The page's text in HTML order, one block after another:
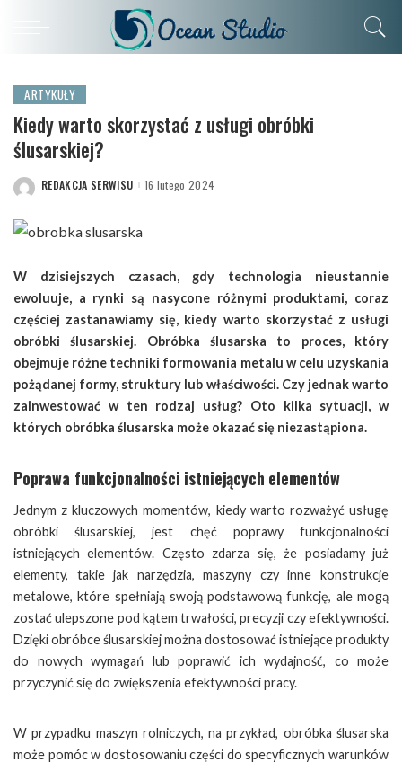
ARTYKUŁY
Kiedy warto skorzystać z usługi obróbki
ślusarskiej?
POSTED
REDAKCJA SERWISU 16 lutego 2024
W dzisiejszych czasach, gdy technologia nieustannie
ewoluuje, a rynki są nasycone różnymi produktami, coraz
częściej zastanawiamy się, kiedy warto skorzystać z usługi
obróbki ślusarskiej. Obróbka ślusarska to proces, który
obejmuje różne techniki formowania metalu w celu uzyskania
pożądanej formy, struktury lub właściwości. Czy jednak warto
zainwestować w ten rodzaj usług? Oto kilka sytuacji, w
których obróbka ślusarska może okazać się niezastąpiona.
Poprawa funkcjonalności istniejących elementów
Jednym z kluczowych momentów, kiedy warto rozważyć usługę
obróbki ślusarskiej, jest chęć poprawy funkcjonalności
istniejących elementów. Często zdarza się, że posiadamy już
elementy, takie jak narzędzia, maszyny czy inne konstrukcje
metalowe, które spełniają swoją podstawową funkcję, ale mogą
zostać ulepszone pod kątem trwałości, precyzji czy efektywności.
Dzięki obróbce ślusarskiej można dostosować istniejące produkty
do nowych wymagań lub poprawić ich wydajność, co może
przyczynić się do zwiększenia efektywności pracy.
W przypadku maszyn rolniczych, na przykład, obróbka ślusarska
może pomóc w dostosowaniu części do specyficznych warunków